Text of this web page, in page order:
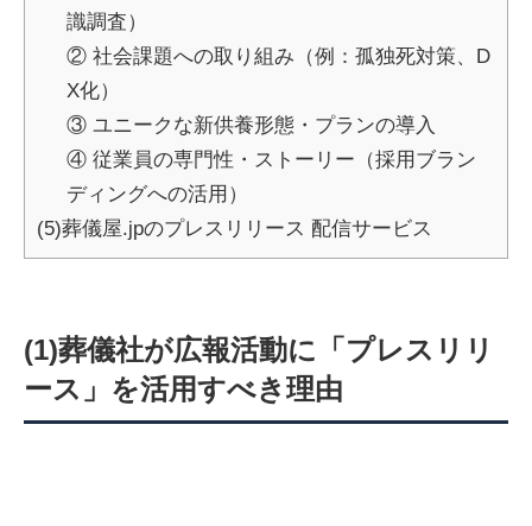
識調査）
② 社会課題への取り組み（例：孤独死対策、D
X化）
③ ユニークな新供養形態・プランの導入
④ 従業員の専門性・ストーリー（採用ブラン
ディングへの活用）
(5)葬儀屋.jpのプレスリリース 配信サービス
(1)葬儀社が広報活動に「プレスリリ
ース」を活用すべき理由